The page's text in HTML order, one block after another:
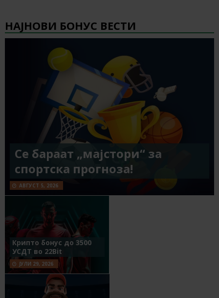
НАЈНОВИ БОНУС ВЕСТИ
Се бараат „мајстори“ за
спортска прогноза!
АВГУСТ 5, 2026
Крипто бонус до 3500
УСДТ во 22Bit
ЈУЛИ 29, 2026